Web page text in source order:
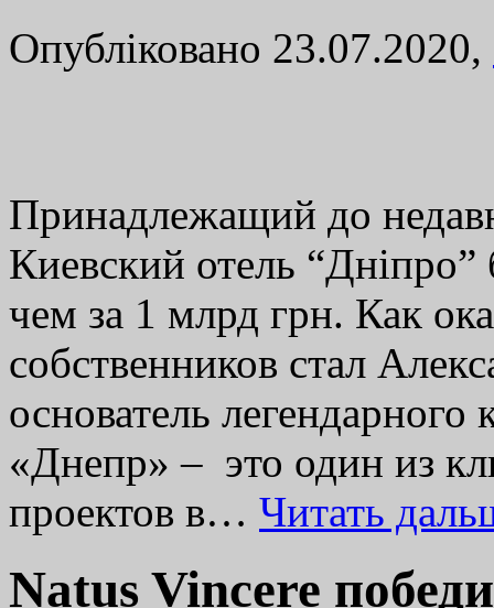
Опубліковано 23.07.2020,
Принадлежащий до
Киевский отель
чем за 1 млрд грн. Как
собственников стал
основатель
«Днепр» – это один из
проектов в… Читать
Natus Vincere